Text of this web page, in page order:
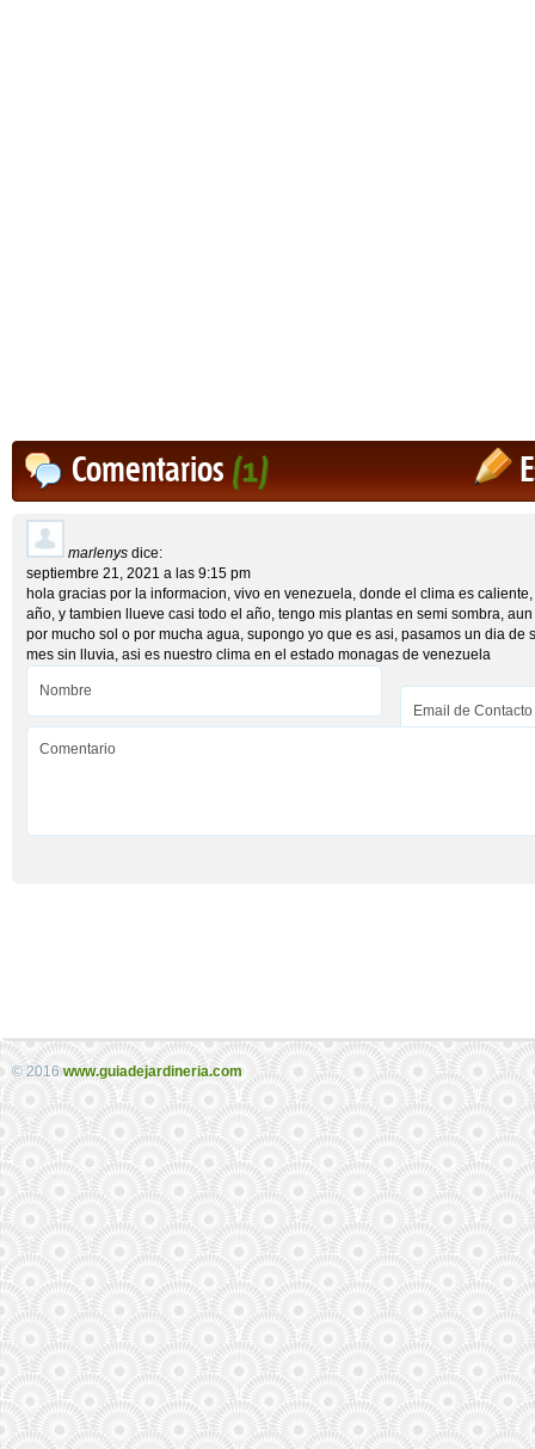
Comentarios(1)
marlenys dice:
septiembre 21, 2021 a las 9:15 pm
hola gracias por la informacion, vivo en venezuela, donde el clima es
año, y tambien llueve casi todo el año, tengo mis plantas en semi sombra,
por mucho sol o por mucha agua, supongo yo que es asi, pasamos un dia de
mes sin lluvia, asi es nuestro clima en el estado monagas de venezuela
© 2016www.guiadejardineria.com